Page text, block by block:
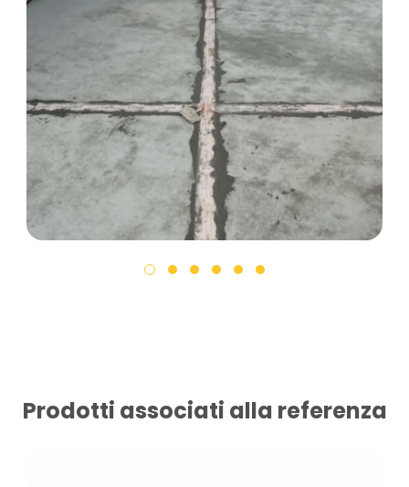
Prodotti associati alla referenza